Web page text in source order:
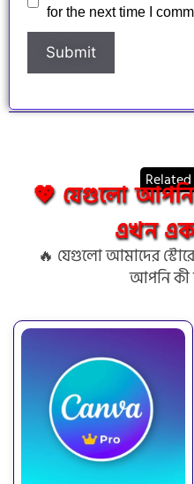
for the next time I
💖 যেগুলো আপনি
এখন
🔥 যেগুলো আমাদের
আপনি কী